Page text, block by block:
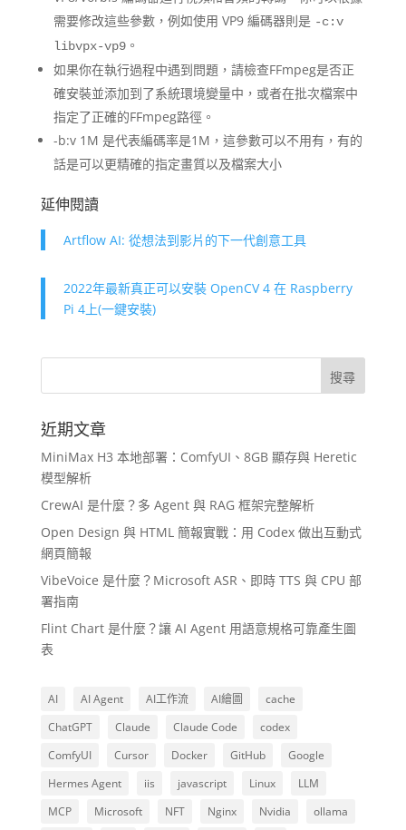
需要修改這些參數，例如使用 VP9 編碼器則是 -c:v
libvpx-vp9。
如果你在執行過程中遇到問題，請檢查FFmpeg是否正
確安裝並添加到了系統環境變量中，或者在批次檔案中
指定了正確的FFmpeg路徑。
-b:v 1M 是代表編碼率是1M，這參數可以不用有，有的
話是可以更精確的指定畫質以及檔案大小
延伸閱讀
Artflow AI: 從想法到影片的下一代創意工具
2022年最新真正可以安裝 OpenCV 4 在 Raspberry
Pi 4上(一鍵安裝)
近期文章
MiniMax H3 本地部署：ComfyUI、8GB 顯存與 Heretic
模型解析
CrewAI 是什麼？多 Agent 與 RAG 框架完整解析
Open Design 與 HTML 簡報實戰：用 Codex 做出互動式
網頁簡報
VibeVoice 是什麼？Microsoft ASR、即時 TTS 與 CPU 部
署指南
Flint Chart 是什麼？讓 AI Agent 用語意規格可靠產生圖
表
AI AI Agent AI工作流 AI繪圖
cache
ChatGPT
Claude Claude Code
codex
ComfyUI
Cursor Docker GitHub
Google
Hermes Agent
iis javascript Linux
LLM
MCP
Microsoft NFT Nginx Nvidia
ollama